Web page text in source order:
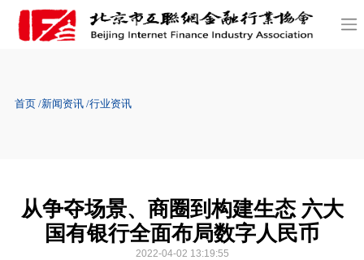
首页 新闻资讯 行业资讯
从争夺场景、商圈到构建生态 六大
国有银行全面布局数字人民币
2022-04-02 13:19:55